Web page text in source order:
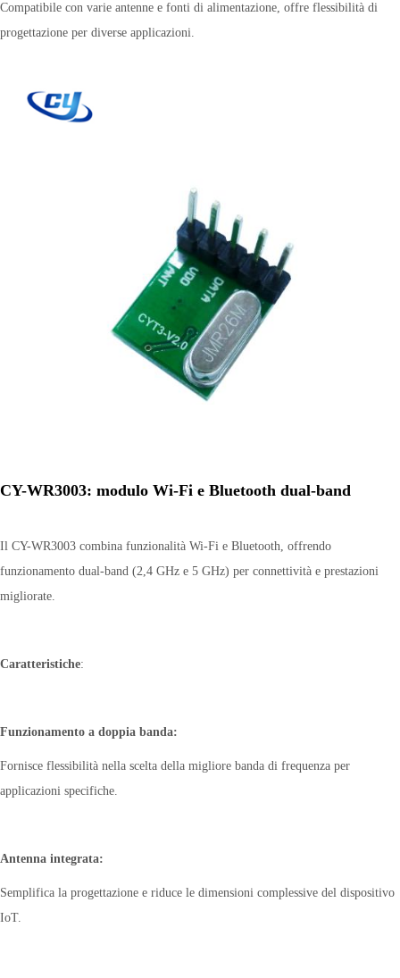
Compatibile con varie antenne e fonti di alimentazione, offre flessibilità di
progettazione per diverse applicazioni.
CY-WR3003: modulo Wi-Fi e Bluetooth dual-band
Il CY-WR3003 combina funzionalità Wi-Fi e Bluetooth, offrendo
funzionamento dual-band (2,4 GHz e 5 GHz) per connettività e prestazioni
migliorate.
Caratteristiche:
Funzionamento a doppia banda:
Fornisce flessibilità nella scelta della migliore banda di frequenza per
applicazioni specifiche.
Antenna integrata:
Semplifica la progettazione e riduce le dimensioni complessive del dispositivo
IoT.